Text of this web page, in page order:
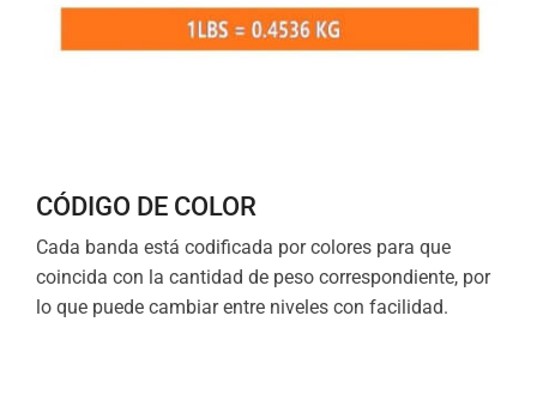
CÓDIGO DE COLOR
Cada banda está codificada por colores para que
coincida con la cantidad de peso correspondiente, por
lo que puede cambiar entre niveles con facilidad.